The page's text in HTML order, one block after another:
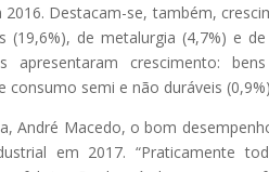
Destacam-se, também,
de metalurgia (4,7%) e
apresentaram crescimento:
consumo semi e não duráveis
André Macedo, o bom
em 2017. “Praticamente